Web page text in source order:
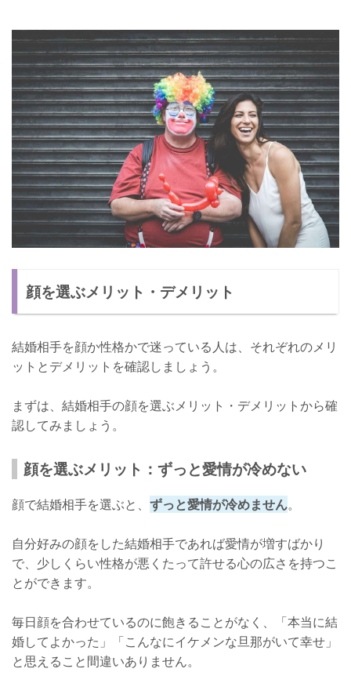
顔を選ぶメリット・デメリット
結婚相手を顔か性格かで迷っている人は、それぞれのメリ
ットとデメリットを確認しましょう。
まずは、結婚相手の顔を選ぶメリット・デメリットから確
認してみましょう。
顔を選ぶメリット：ずっと愛情が冷めない
顔で結婚相手を選ぶと、 ずっと愛情が冷めません。
自分好みの顔をした結婚相手であれば愛情が増すばかり
で、少しくらい性格が悪くたって許せる心の広さを持つこ
とができます。
毎日顔を合わせているのに飽きることがなく、「本当に結
婚してよかった」「こんなにイケメンな旦那がいて幸せ」
と思えること間違いありません。